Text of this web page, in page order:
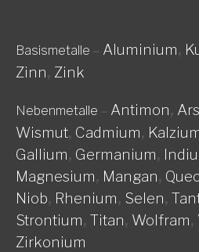
Basismetalle – Aluminium,
Zinn, Zink
Nebenmetalle – Antimon,
Wismut, Cadmium,
Gallium, Germanium,
Magnesium, Mangan,
Niob, Rhenium, Selen,
Strontium, Titan, Wolfram,
Zirkonium